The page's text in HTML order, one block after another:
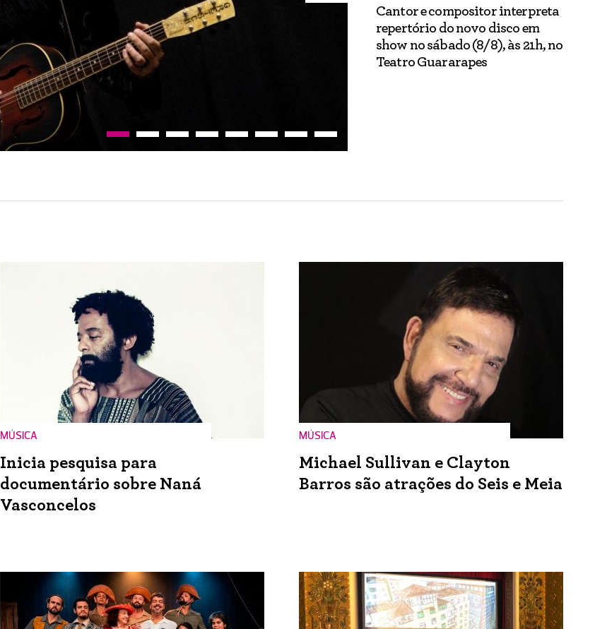
Cantor e compositor interpreta
repertório do novo disco em
show no sábado (8/8), às 21h, no
Teatro Guararapes
MÚSICA
Inicia pesquisa para
documentário sobre Naná
Vasconcelos
MÚSICA
Michael Sullivan e Clayton
Barros são atrações do Seis e Meia